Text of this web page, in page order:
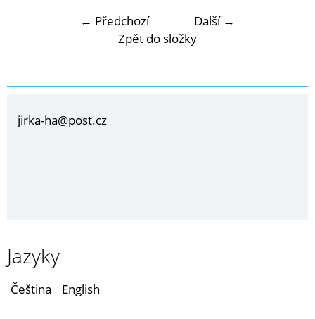
← Předchozí
Další →
Zpět do složky
jirka-ha@post.cz
Jazyky
Čeština English